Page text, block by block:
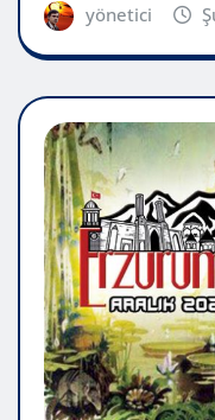
yönetici